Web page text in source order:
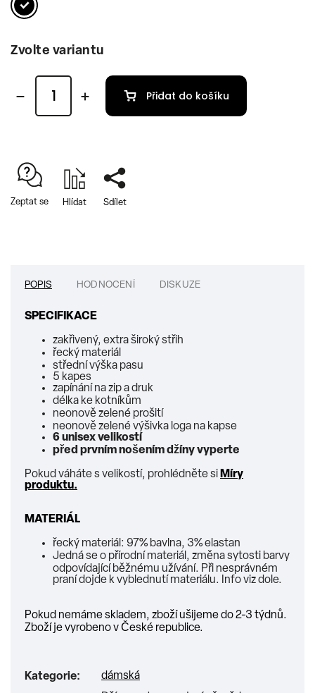
Zvolte variantu
Přidat do košíku
Zeptat se Hlídat Sdílet
POPIS HODNOCENÍ DISKUZE
SPECIFIKACE
zakřivený, extra široký střih
řecký materiál
střední výška pasu
5 kapes
zapínání na zip a druk
délka ke kotníkům
neonově zelené prošití
neonově zelené výšivka loga na kapse
6 unisex velikostí
před prvním nošením džíny vyperte
Pokud váháte s velikostí, prohlédněte si Míry
produktu.
MATERIÁL
řecký materiál: 97% bavlna, 3% elastan
Jedná se o přírodní materiál, změna sytosti barvy
odpovídající běžnému užívání. Při nesprávném
praní dojde k vyblednutí materiálu. Info viz dole.
Pokud nemáme skladem, zboží ušijeme do 2-3 týdnů.
Zboží je vyrobeno v České republice.
Kategorie:
dámská